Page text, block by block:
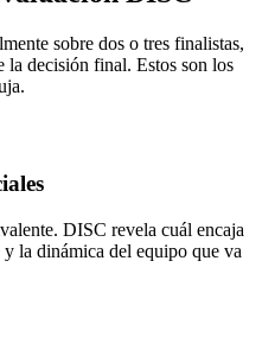
sobre dos o tres finalistas,
la decisión final. Estos son los
DISC revela cuál encaja
la dinámica del equipo que va